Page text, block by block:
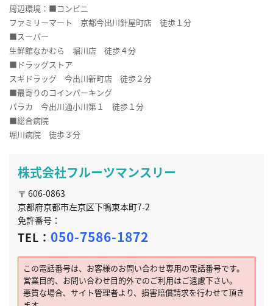
周辺環境：■コンビニ
ファミリーマート 京都今出川針屋町店 徒歩１分
■スーパー
生鮮館なかむら 堀川店 徒歩４分
■ドラッグストア
スギドラッグ 今出川新町店 徒歩２分
■最寄りのコインパーキング
パラカ 今出川通小川第１ 徒歩１分
■総合病院
堀川病院 徒歩３分
株式会社フルーツマンスリー
〒 606-0863
京都府京都市左京区下鴨東本町7-2
免許番号：
TEL： 050-7586-1872
この電話番号は、お客様のお問い合わせ専用の電話番号です。
営業目的、お問い合わせ目的外でのご利用はご遠慮下さい。
悪質な場合、サイト管理者より、損害賠償請求を行わせて頂き